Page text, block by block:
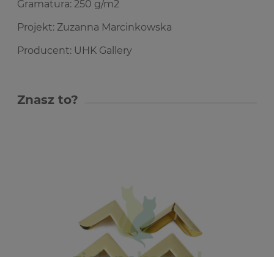
Gramatura: 250 g/m2
Projekt: Zuzanna Marcinkowska
Producent: UHK Gallery
Znasz to?